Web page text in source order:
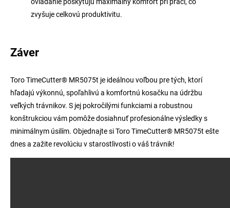
ovládanie poskytujú maximálny komfort pri práci, čo
zvyšuje celkovú produktivitu.
Záver
Toro TimeCutter® MR5075t je ideálnou voľbou pre tých, ktorí
hľadajú výkonnú, spoľahlivú a komfortnú kosačku na údržbu
veľkých trávnikov. S jej pokročilými funkciami a robustnou
konštrukciou vám pomôže dosiahnuť profesionálne výsledky s
minimálnym úsilím. Objednajte si Toro TimeCutter® MR5075t ešte
dnes a zažite revolúciu v starostlivosti o váš trávnik!